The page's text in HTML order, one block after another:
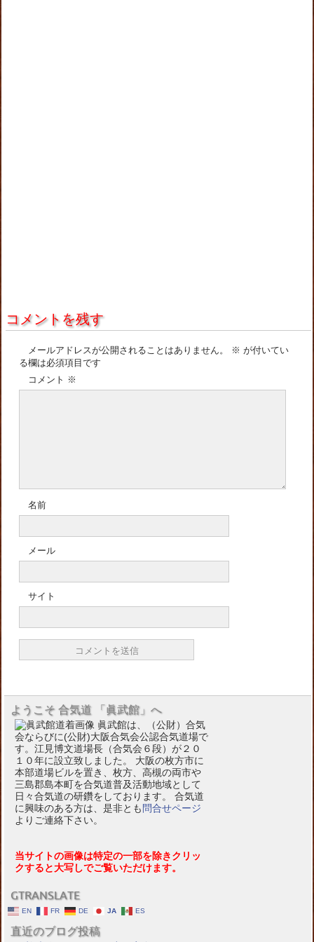
コメントを残す
メールアドレスが公開されることはありません。 ※ が付いてい
る欄は必須項目です
コメント ※
名前
メール
サイト
ようこそ 合気道 「眞武館」へ
眞武館は、（公財）合気
会ならびに(公財)大阪合気会公認合気道場で
す。江見博文道場長（合気会６段）が２０
１０年に設立致しました。 大阪の枚方市に
本部道場ビルを置き、枚方、高槻の両市や
三島郡島本町を合気道普及活動地域として
日々合気道の研鑽をしております。 合気道
に興味のある方は、是非とも 問合せページ
よりご連絡下さい。
当サイトの画像は特定の一部を除きクリッ
クすると大写しでご覧いただけます。
GTRANSLATE
EN FR DE JA ES
直近のブログ投稿